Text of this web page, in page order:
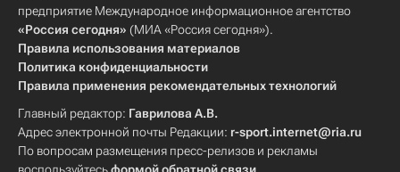
предприятие Международное информационное агентство
«Россия сегодня» (МИА «Россия сегодня»).
Правила использования материалов
Политика конфиденциальности
Правила применения рекомендательных технологий
Главный редактор: Гаврилова А.В.
Адрес электронной почты Редакции: r-sport.internet@ria.ru
По вопросам размещения пресс-релизов и рекламы